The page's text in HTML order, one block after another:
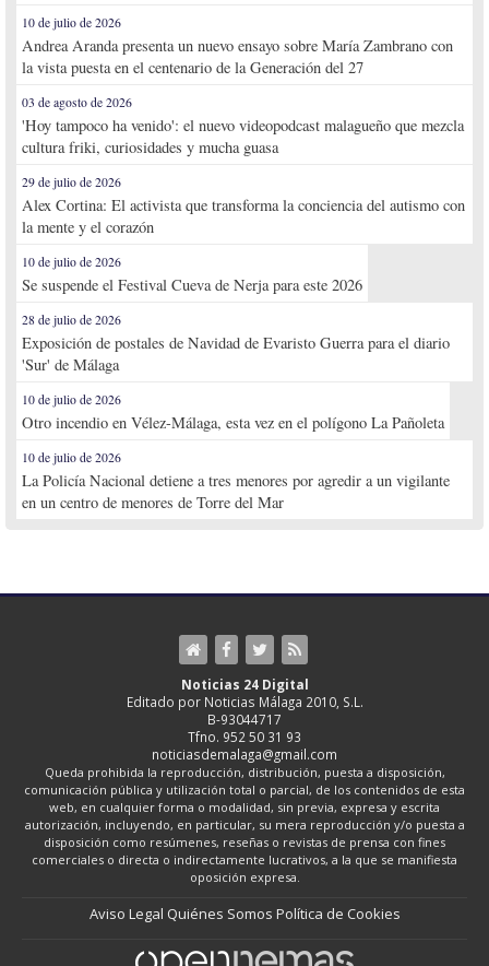
10 de julio de 2026
Andrea Aranda presenta un nuevo ensayo sobre María Zambrano con
la vista puesta en el centenario de la Generación del 27
03 de agosto de 2026
'Hoy tampoco ha venido': el nuevo videopodcast malagueño que mezcla
cultura friki, curiosidades y mucha guasa
29 de julio de 2026
Alex Cortina: El activista que transforma la conciencia del autismo con
la mente y el corazón
10 de julio de 2026
Se suspende el Festival Cueva de Nerja para este 2026
28 de julio de 2026
Exposición de postales de Navidad de Evaristo Guerra para el diario
'Sur' de Málaga
10 de julio de 2026
Otro incendio en Vélez-Málaga, esta vez en el polígono La Pañoleta
10 de julio de 2026
La Policía Nacional detiene a tres menores por agredir a un vigilante
en un centro de menores de Torre del Mar
Noticias 24 Digital
Editado por Noticias Málaga 2010, S.L.
B-93044717
Tfno. 952 50 31 93
noticiasdemalaga@gmail.com
Queda prohibida la reproducción, distribución, puesta a disposición,
comunicación pública y utilización total o parcial, de los contenidos de esta
web, en cualquier forma o modalidad, sin previa, expresa y escrita
autorización, incluyendo, en particular, su mera reproducción y/o puesta a
disposición como resúmenes, reseñas o revistas de prensa con fines
comerciales o directa o indirectamente lucrativos, a la que se manifiesta
oposición expresa.
Aviso Legal Quiénes Somos Política de Cookies